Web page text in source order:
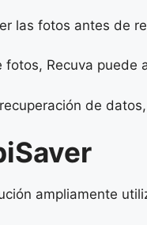
las fotos antes de
Recuva
de
ampliamente